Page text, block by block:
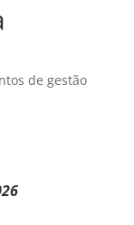
de gestão